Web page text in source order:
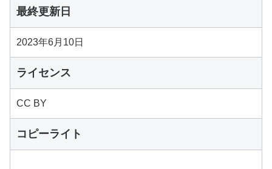
最終更新日
2023年6月10日
ライセンス
CC BY
コピーライト